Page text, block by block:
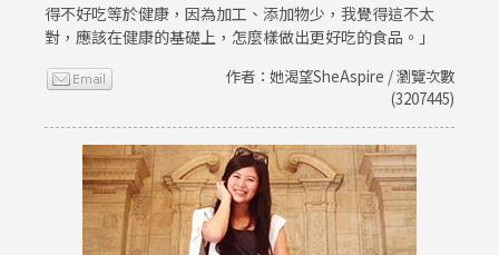
得不好吃等於健康，因為加工、添加物少，我覺得這不太
對，應該在健康的基礎上，怎麼樣做出更好吃的食品。」
作者：她渴望SheAspire / 瀏覽次數
(3207445)